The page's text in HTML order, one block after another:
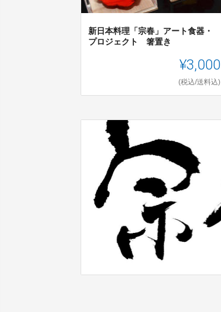
新日本料理「宗春」アート食器・
プロジェクト 箸置き
¥3,000
(税込/送料込)